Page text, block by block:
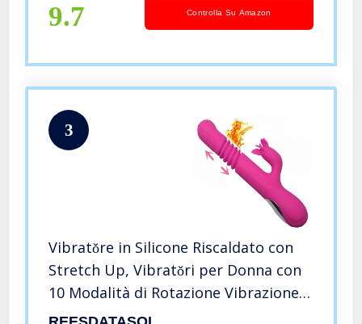
Ricaricabile Grande
9.7 Controlla Su Amazon
3
Vibratǒre in Silicone Riscaldato con
Stretch Up, Vibratǒri per Donna con
10 Modalità di Rotazione Vibrazione,
Massaggiatore Impermeabile